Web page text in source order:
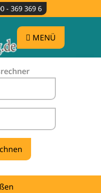
- 369 369 6
MENÜ
-